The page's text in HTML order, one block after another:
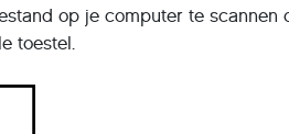
op je computer te scannen
toestel.